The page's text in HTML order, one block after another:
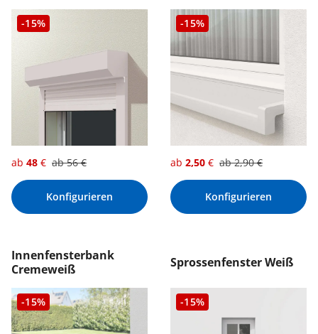
-15%
ab 48 € ab56€
Konfigurieren
-15%
ab 2,50 € ab2,90€
Konfigurieren
Innenfensterbank
Cremeweiß
-15%
Sprossenfenster Weiß
-15%